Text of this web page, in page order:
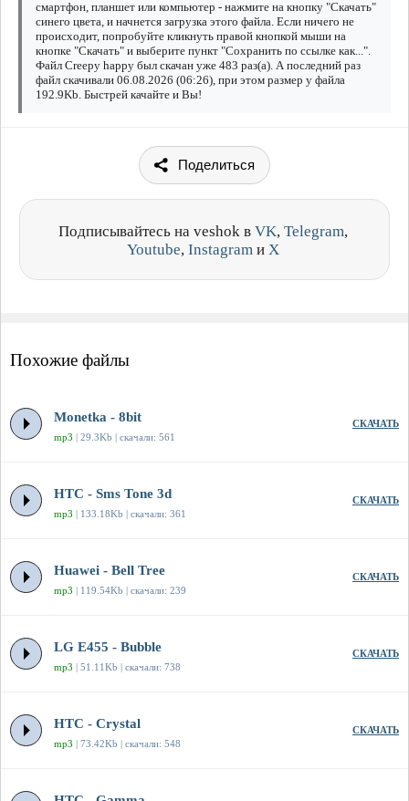
смартфон, планшет или компьютер - нажмите на кнопку "Скачать"
синего цвета, и начнется загрузка этого файла. Если ничего не
происходит, попробуйте кликнуть правой кнопкой мыши на
кнопке "Скачать" и выберите пункт "Сохранить по ссылке как...".
Файл Creepy happy был скачан уже 483 раз(а). А последний раз
файл скачивали 06.08.2026 (06:26), при этом размер у файла
192.9Kb. Быстрей качайте и Вы!
Поделиться
Подписывайтесь на veshok в VK, Telegram,
Youtube, Instagram и X
Похожие файлы
Monetka - 8bit
mp3 | 29.3Kb | скачали: 561
СКАЧАТЬ
HTC - Sms Tone 3d
mp3 | 133.18Kb | скачали: 361
СКАЧАТЬ
Huawei - Bell Tree
mp3 | 119.54Kb | скачали: 239
СКАЧАТЬ
LG E455 - Bubble
mp3 | 51.11Kb | скачали: 738
СКАЧАТЬ
HTC - Crystal
mp3 | 73.42Kb | скачали: 548
СКАЧАТЬ